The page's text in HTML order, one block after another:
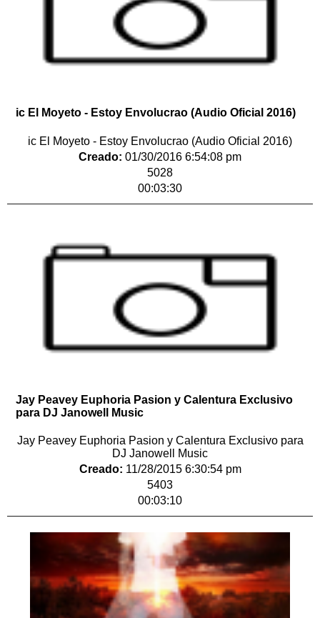
ic El Moyeto - Estoy Envolucrao (Audio Oficial 2016)
ic El Moyeto - Estoy Envolucrao (Audio Oficial 2016)
Creado: 01/30/2016 6:54:08 pm
5028
00:03:30
Jay Peavey Euphoria Pasion y Calentura Exclusivo
para DJ Janowell Music
Jay Peavey Euphoria Pasion y Calentura Exclusivo para
DJ Janowell Music
Creado: 11/28/2015 6:30:54 pm
5403
00:03:10